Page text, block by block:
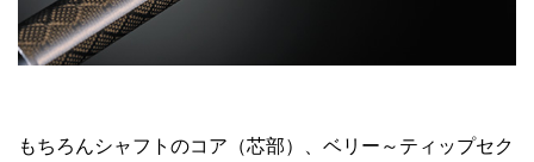
もちろんシャフトのコア（芯部）、ベリー～ティップセク